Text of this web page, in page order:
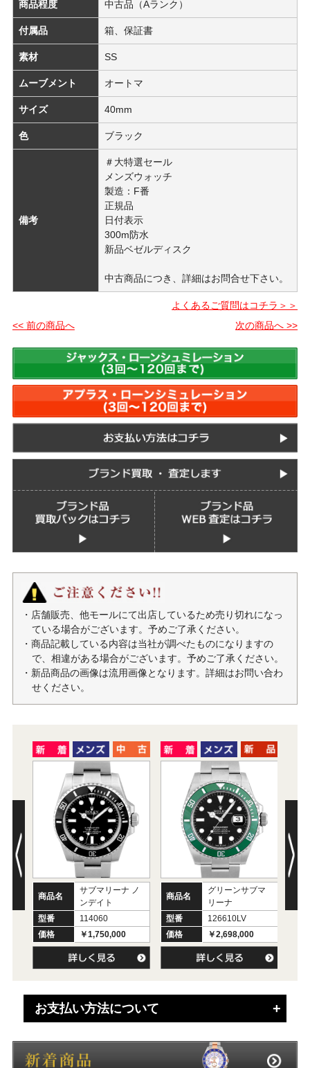
商品程度 中古品（Aランク）
付属品 箱、保証書
素材 SS
ムーブメント オートマ
サイズ 40mm
色 ブラック
備考
＃大特選セール
メンズウォッチ
製造：F番
正規品
日付表示
300m防水
新品ベゼルディスク
中古商品につき、詳細はお問合せ下さい。
よくあるご質問はコチラ＞＞
<< 前の商品へ
次の商品へ >>
・店舗販売、他モールにて出店しているため売り切れになっ
ている場合がございます。予めご了承ください。
・商品記載している内容は当社が調べたものになりますの
で、相違がある場合がございます。予めご了承ください。
・新品商品の画像は流用画像となります。詳細はお問い合わ
せください。
商品名
サブマリーナ ノ
ンデイト
型番
114060
価格
￥1,750,000
商品名
グリーンサブマ
リーナ
型番
126610LV
価格
￥2,698,000
お支払い方法について